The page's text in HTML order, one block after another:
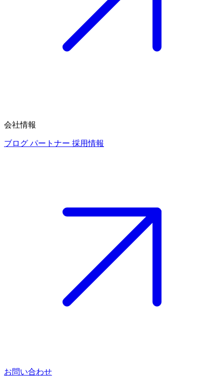
会社情報
ブログ パートナー 採用情報
お問い合わせ